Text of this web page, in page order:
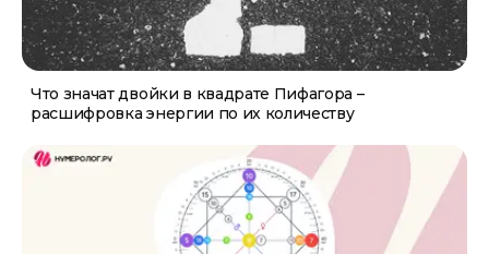
Что значат двойки в квадрате Пифагора –
расшифровка энергии по их количеству